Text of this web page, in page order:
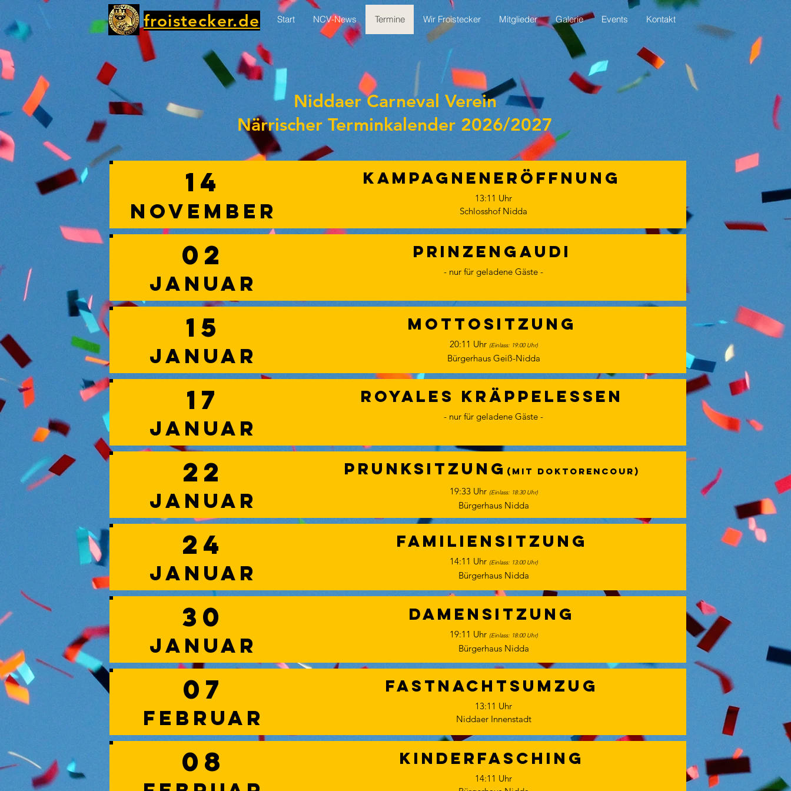
froistecker.de Start NCV-News Termine Wir Froistecker Mitglieder Galerie Events Kontakt
Niddaer Carneval Verein
Närrischer Terminkalender 2026/2027
14
November
Kampagneneröffnung
13:11 Uhr
Schlosshof Nidda
02
Januar
Prinzengaudi
- nur für geladene Gäste -
15
JANUAR
Mottositzung
20:11 Uhr (Einlass: 19:00 Uhr)
Bürgerhaus Geiß-Nidda
17
Januar
Royales Kräppelessen
- nur für geladene Gäste -
22
Januar
Prunksitzung (miT Doktorencour)
19:33 Uhr (Einlass: 18:30 Uhr)
Bürgerhaus Nidda
24
Januar
Familiensitzung
14:11 Uhr (Einlass: 13:00 Uhr)
Bürgerhaus Nidda
30
Januar
Damensitzung
19:11 Uhr (Einlass: 18:00 Uhr)
Bürgerhaus Nidda
07
Februar
Fastnachtsumzug
13:11 Uhr
Niddaer Innenstadt
08 Kinderfasching
14:11 Uhr